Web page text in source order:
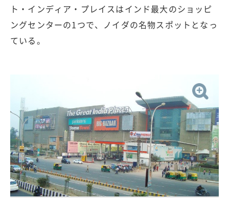
ト・インディア・プレイスはインド最大のショッピ
ングセンターの1つで、ノイダの名物スポットとなっ
ている。